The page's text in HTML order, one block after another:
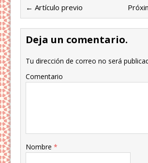
← Artículo previo
Deja un comentario.
Tu dirección de correo no será
Comentario
Nombre*